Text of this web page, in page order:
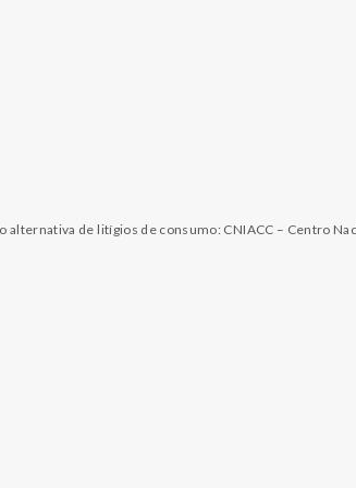
de litígios de consumo: CNIACC – Centro